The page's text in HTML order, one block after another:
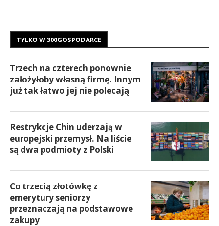
TYLKO W 300GOSPODARCE
Trzech na czterech ponownie
założyłoby własną firmę. Innym
już tak łatwo jej nie polecają
Restrykcje Chin uderzają w
europejski przemysł. Na liście
są dwa podmioty z Polski
Co trzecią złotówkę z
emerytury seniorzy
przeznaczają na podstawowe
zakupy